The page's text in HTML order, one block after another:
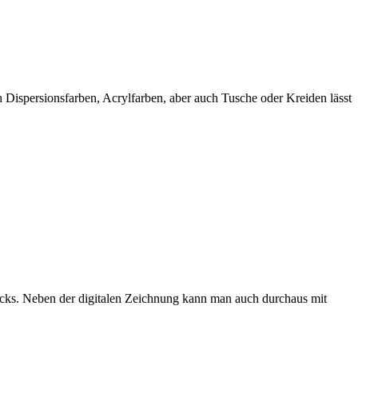
Acrylfarben, aber auch Tusche oder Kreiden lässt
Neben der digitalen Zeichnung kann man auch durchaus mit